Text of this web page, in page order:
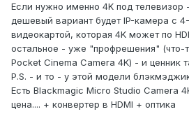
Если нужно именно 4K под телевизор
дешевый вариант будет IP-камера с
видеокартой, которая 4K может по
остальное - уже "профрешения" (что-
Pocket Cinema Camera 4K) - и ценник
P.S. - и то - у этой модели
Есть Blackmagic Micro Studio Camera
цена.... + конвертер в HDMI + оптика